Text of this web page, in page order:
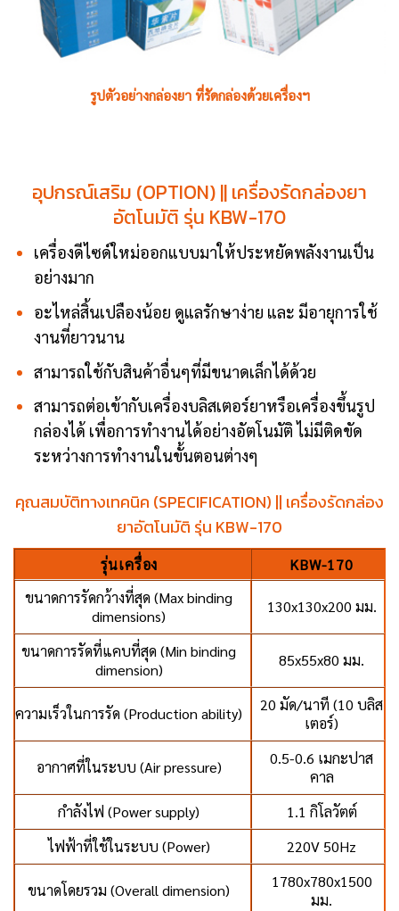
รูปตัวอย่างกล่องยา ที่รัดกล่องด้วยเครื่องฯ
อุปกรณ์เสริม (OPTION) || เครื่องรัดกล่องยา
อัตโนมัติ รุ่น KBW-170
เครื่องดีไซด์ใหม่ออกแบบมาให้ประหยัดพลังงานเป็น
อย่างมาก
อะไหล่สิ้นเปลืองน้อย ดูแลรักษาง่าย และ มีอายุการใช้
งานที่ยาวนาน
สามารถใช้กับสินค้าอื่นๆที่มีขนาดเล็กได้ด้วย
สามารถต่อเข้ากับเครื่องบลิสเตอร์ยาหรือเครื่องขึ้นรูป
กล่องได้ เพื่อการทำงานได้อย่างอัตโนมัติ ไม่มีติดขัด
ระหว่างการทำงานในขั้นตอนต่างๆ
คุณสมบัติทางเทคนิค (SPECIFICATION) || เครื่องรัดกล่อง
ยาอัตโนมัติ รุ่น KBW-170
รุ่นเครื่อง
KBW-170
ขนาดการรัดกว้างที่สุด (Max binding
dimensions)
130x130x200 มม.
ขนาดการรัดที่แคบที่สุด (Min binding
dimension)
85x55x80 มม.
ความเร็วในการรัด (Production ability)
20 มัด/นาที (10 บลิส
เตอร์)
อากาศที่ในระบบ (Air pressure)
0.5-0.6 เมกะปาส
คาล
กำลังไฟ (Power supply)
1.1 กิโลวัตต์
ไฟฟ้าที่ใช้ในระบบ (Power)
220V 50Hz
ขนาดโดยรวม (Overall dimension)
1780x780x1500
มม.